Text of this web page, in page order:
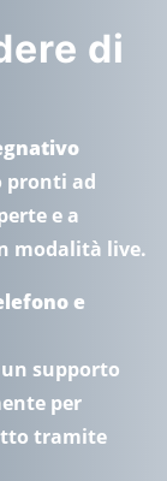
di
pronti ad
e a
modalità live.
e
supporto
per
tramite